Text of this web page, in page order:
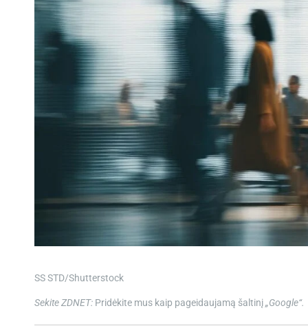
SS STD/Shutterstock
Sekite ZDNET: Pridėkite mus kaip pageidaujamą šaltinį„Google“.